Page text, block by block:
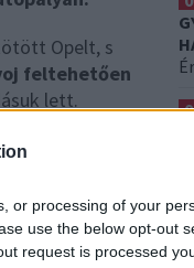
or processing of your
use the below opt-out
request is processed
Opelt, s
feltehetően
lett.
29-én